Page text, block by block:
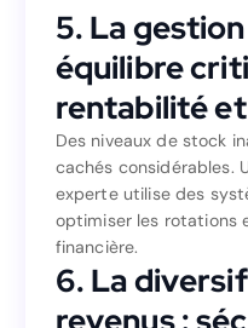
5. La
équilibre
rentabilité
Des niveaux de stock
cachés considérables.
experte utilise des
optimiser les rotations
financière.
6. La
5. La
Des niveaux de stock
gestion
experte utilise
optimiser les
6. La